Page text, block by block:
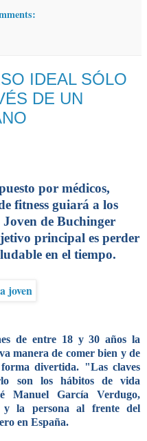
IDEAL SÓLO
DE UN
por médicos,
fitness guiará a los
de Buchinger
principal es perder
en el tiempo.
de entre 18 y 30 años la
manera de comer bien y de
divertida. "Las claves
son los hábitos de vida
Manuel García Verdugo,
la persona al frente del
en España.